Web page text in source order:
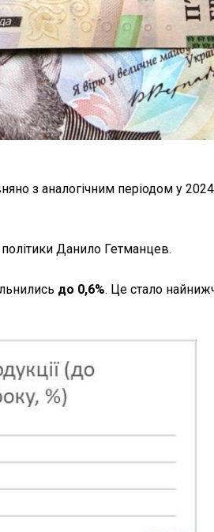
з аналогічним періодом у
політики Данило Гетманцев.
до 0,6%. Це стало